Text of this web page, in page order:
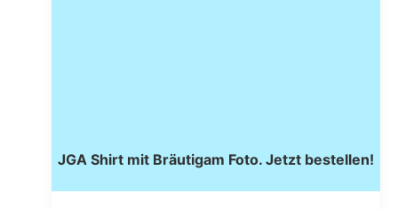
JGA Shirt mit Bräutigam Foto. Jetzt bestellen!